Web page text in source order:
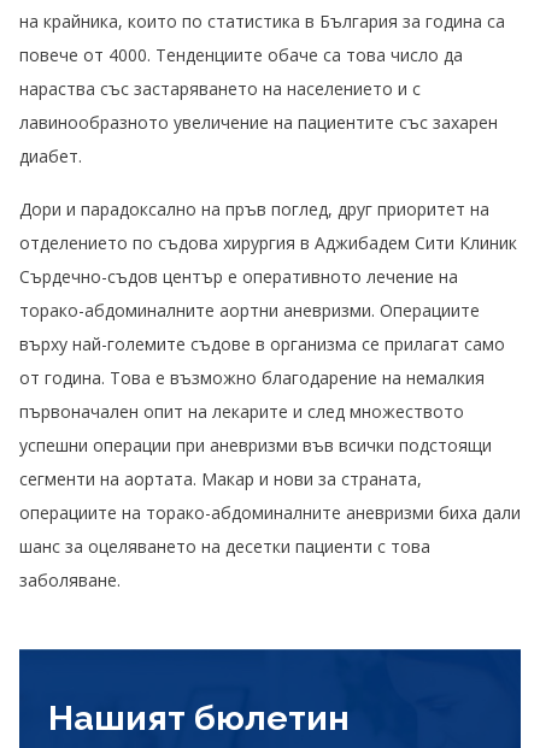
на крайника, които по статистика в България за година са
повече от 4000. Тенденциите обаче са това число да
нараства със застаряването на населението и с
лавинообразното увеличение на пациентите със захарен
диабет.
Дори и парадоксално на пръв поглед, друг приоритет на
отделението по съдова хирургия в Аджибадем Сити Клиник
Сърдечно-съдов център е оперативното лечение на
торако-абдоминалните аортни аневризми. Операциите
върху най-големите съдове в организма се прилагат само
от година. Това е възможно благодарение на немалкия
първоначален опит на лекарите и след множеството
успешни операции при аневризми във всички подстоящи
сегменти на аортата. Макар и нови за страната,
операциите на торако-абдоминалните аневризми биха дали
шанс за оцеляването на десетки пациенти с това
заболяване.
Нашият бюлетин